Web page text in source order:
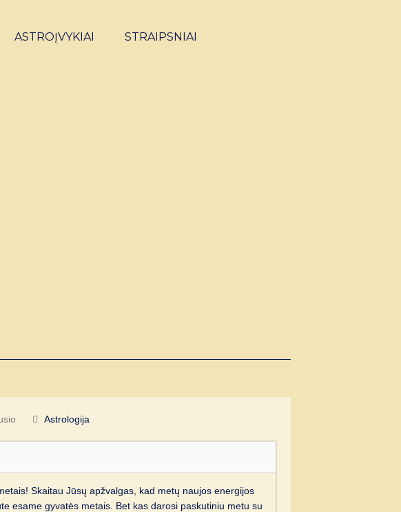
ASTROĮVYKIAI STRAIPSNIAI
Astrologija
Skaitau Jūsų apžvalgas, kad metų naujos energijos
esame gyvatės metais. Bet kas darosi paskutiniu metu su